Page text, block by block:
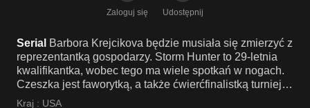
Zaloguj się Udostępnij
Serial Barbora Krejcikova będzie musiała się zmierzyć z
reprezentantką gospodarzy. Storm Hunter to 29-letnia
kwalifikantka, wobec tego ma wiele spotkań w nogach.
Czeszka jest faworytką, a także ćwierćfinalistką turnieju
z 2022 roku. Z kolei, publiczność będzie żywiołowo
Kraj : USA